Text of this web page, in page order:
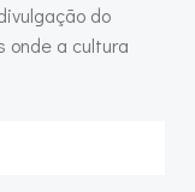
do
onde a cultura